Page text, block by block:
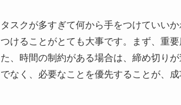
タスクが多すぎて何から手をつけていい
つけることがとても大事です。まず、重
た、時間の制約がある場合は、締め切り
でなく、必要なことを優先することが、